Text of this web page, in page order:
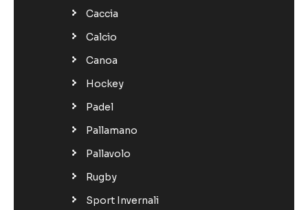
Caccia
Calcio
Canoa
Hockey
Padel
Pallamano
Pallavolo
Rugby
Sport Invernali